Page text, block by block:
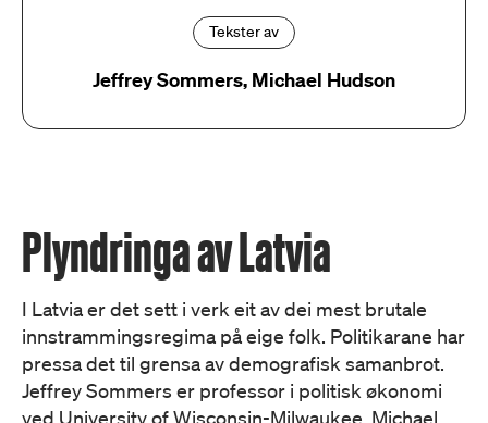
Tekster av
Jeffrey Sommers, Michael Hudson
Plyndringa av Latvia
I Latvia er det sett i verk eit av dei mest brutale
innstrammingsregima på eige folk. Politikarane har
pressa det til grensa av demografisk samanbrot.
Jeffrey Sommers er professor i politisk økonomi
ved University of Wisconsin-Milwaukee. Michael